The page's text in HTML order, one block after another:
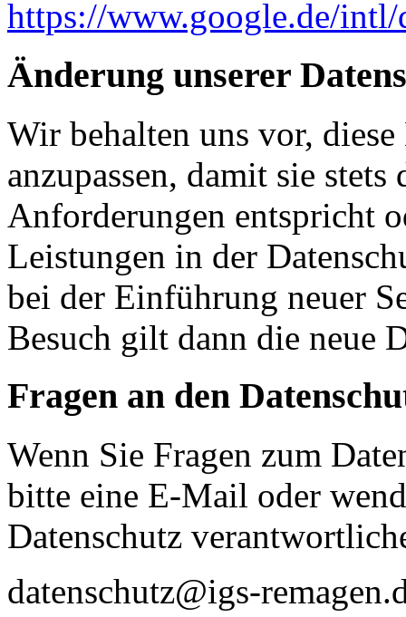
https://www.google.de/
Änderung unserer
Wir behalten uns vor,
anzupassen, damit sie
Anforderungen entspricht
Leistungen in der
bei der Einführung neuer
Besuch gilt dann die neue
Fragen an den
Wenn Sie Fragen zum
bitte eine E-Mail oder
Datenschutz
datenschutz@igs-